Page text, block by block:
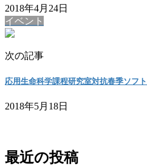
2018年4月24日
イベント
次の記事
応用生命科学課程研究室対抗春季ソフ
2018年5月18日
最近の投稿